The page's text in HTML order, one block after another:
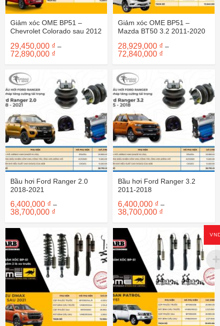
Giảm xóc OME BP51 –
Chevrolet Colorado sau 2012
29,450,000 ₫ –
72,890,000 ₫
từ
đến
72,890,000 ₫
Giảm xóc OME BP51 –
Mazda BT50 3.2 2011-2020
28,929,000 ₫ –
72,840,000 ₫
từ
đến
72,840,000 ₫
Bầu hơi Ford Ranger 2.0
2018-2021
6,400,000 ₫ –
38,700,000 ₫
từ
đến
38,700,000 ₫
Bầu hơi Ford Ranger 3.2
2011-2018
6,400,000 ₫ –
38,700,000 ₫
từ
đến
38,700,000 ₫